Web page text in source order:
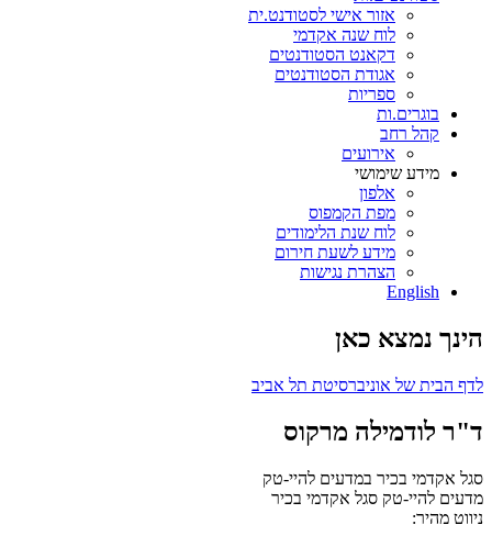
אזור אישי לסטודנט.ית
לוח שנה אקדמי
דקאנט הסטודנטים
אגודת הסטודנטים
ספריות
בוגרים.ות
קהל רחב
אירועים
מידע שימושי
אלפון
מפת הקמפוס
לוח שנת הלימודים
מידע לשעת חירום
הצהרת נגישות
English
הינך נמצא כאן
לדף הבית של אוניברסיטת תל אביב
ד"ר לודמילה מרקוס
סגל אקדמי בכיר במדעים להיי-טק
מדעים להיי-טק סגל אקדמי בכיר
ניווט מהיר: